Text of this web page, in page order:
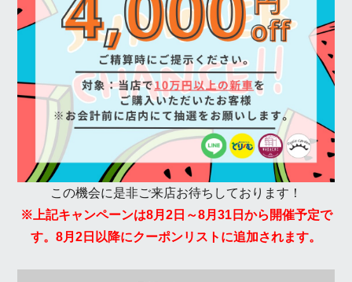
この機会に是非ご来店お待ちしております！
※上記キャンペーンは8月2日～8月31日から開催予定で
す。8月2日以降にクーポンリストに追加されます。